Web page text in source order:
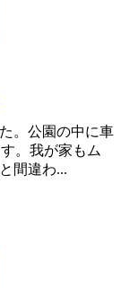
。公園の中に車
。我が家もム
間違わ...